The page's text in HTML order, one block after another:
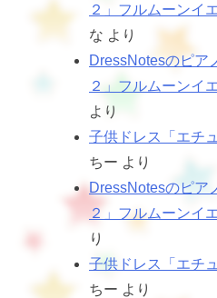
２」フルムーンイ
な より
DressNotesのピア
２」フルムーンイ
より
子供ドレス「エチ
ちー より
DressNotesのピア
２」フルムーンイ
り
子供ドレス「エチ
ちー より